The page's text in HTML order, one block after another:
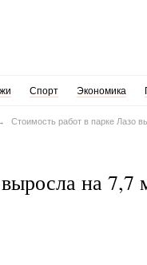
Спорт Экономика
Стоимость работ в парке Лазо
на 7,7